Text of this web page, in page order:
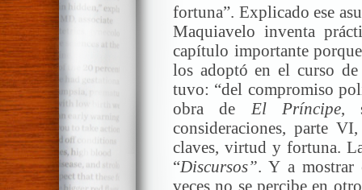
fortuna”. Explicado ese
Maquiavelo inventa
capítulo importante
los adoptó en el curso
tuvo: “del compromiso
obra de El Príncipe,
consideraciones, parte
claves, virtud y fortuna.
“Discursos”. Y a mostrar
veces no se percibe en